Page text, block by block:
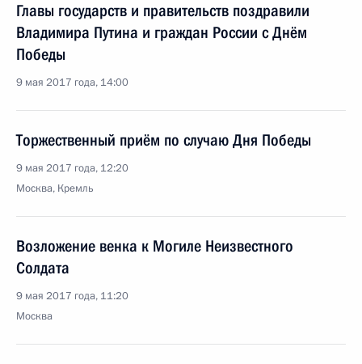
Главы государств и правительств поздравили
Владимира Путина и граждан России с Днём
Победы
9 мая 2017 года, 14:00
Торжественный приём по случаю Дня Победы
9 мая 2017 года, 12:20
Москва, Кремль
Возложение венка к Могиле Неизвестного
Солдата
9 мая 2017 года, 11:20
Москва